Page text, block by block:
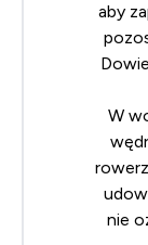
aby
W
nie